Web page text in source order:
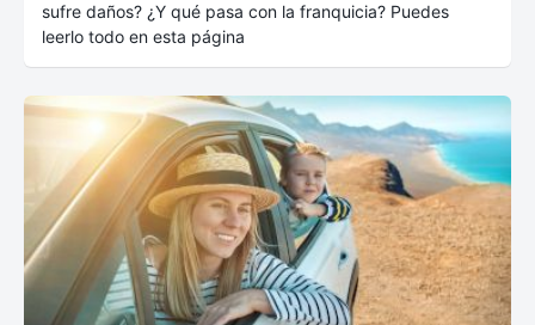
sufre daños? ¿Y qué pasa con la franquicia? Puedes
leerlo todo en esta página